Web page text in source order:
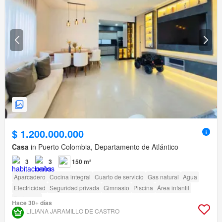
$ 1.200.000.000
Casa in Puerto Colombia, Departamento de Atlántico
3 3 150 m²
Aparcadero Cocina integral Cuarto de servicio Gas natural Agua
Electricidad Seguridad privada Gimnasio Piscina Área infantil
Barbecue
Hace 30+ días
LILIANA JARAMILLO DE CASTRO